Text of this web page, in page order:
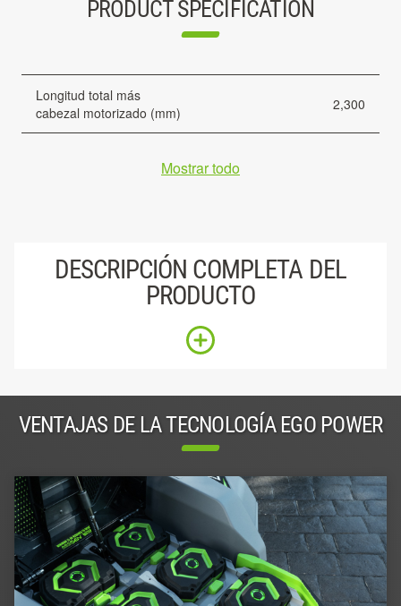
PRODUCT SPECIFICATION
Longitud total más
cabezal motorizado (mm)
2,300
Mostrar todo
DESCRIPCIÓN COMPLETA DEL
PRODUCTO
VENTAJAS DE LA TECNOLOGÍA EGO POWER